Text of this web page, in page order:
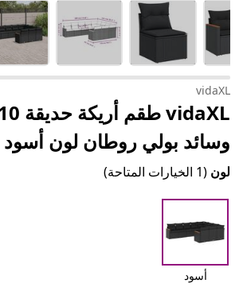
vidaXL
وسائد بولي روطان لون أسود
لون (1 الخيارات المتاحة)
أسود